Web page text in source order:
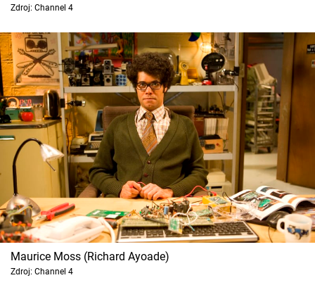
Cool Esport
Pořady
TV Program
Sledujte prima+
Přihlášení
Sledujte nás
Zdroj: Channel 4
Maurice Moss (Richard Ayoade)
Zdroj: Channel 4